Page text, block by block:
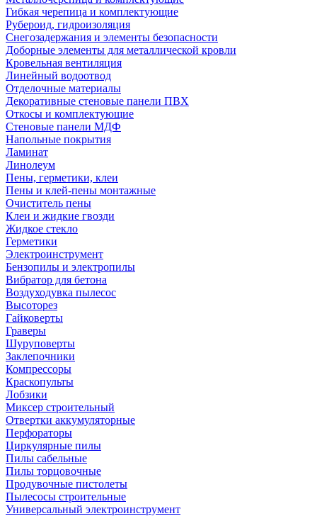
Гибкая черепица и комплектующие
Рубероид, гидроизоляция
Снегозадержания и элементы безопасности
Доборные элементы для металлической кровли
Кровельная вентиляция
Линейный водоотвод
Отделочные материалы
Декоративные стеновые панели ПВХ
Откосы и комплектующие
Стеновые панели МДФ
Напольные покрытия
Ламинат
Линолеум
Пены, герметики, клеи
Пены и клей-пены монтажные
Очиститель пены
Клеи и жидкие гвозди
Жидкое стекло
Герметики
Электроинструмент
Бензопилы и электропилы
Вибратор для бетона
Воздуходувка пылесос
Высоторез
Гайковерты
Граверы
Шуруповерты
Заклепочники
Компрессоры
Краскопульты
Лобзики
Миксер строительный
Отвертки аккумуляторные
Перфораторы
Циркулярные пилы
Пилы сабельные
Пилы торцовочные
Продувочные пистолеты
Пылесосы строительные
Универсальный электроинструмент